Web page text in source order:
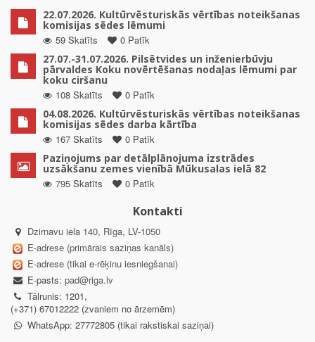
22.07.2026. Kultūrvēsturiskās vērtības noteikšanas
komisijas sēdes lēmumi
59 Skatīts
0 Patīk
27.07.-31.07.2026. Pilsētvides un inženierbūvju
pārvaldes Koku novērtēšanas nodaļas lēmumi par
koku ciršanu
108 Skatīts
0 Patīk
04.08.2026. Kultūrvēsturiskās vērtības noteikšanas
komisijas sēdes darba kārtība
167 Skatīts
0 Patīk
Paziņojums par detālplānojuma izstrādes
uzsākšanu zemes vienībā Mūkusalas ielā 82
795 Skatīts
0 Patīk
Kontakti
Dzirnavu iela 140, Rīga, LV-1050
E-adrese (primārais saziņas kanāls)
E-adrese (tikai e-rēķinu iesniegšanai)
E-pasts: pad@riga.lv
Tālrunis: 1201,
(+371) 67012222 (zvaniem no ārzemēm)
WhatsApp: 27772805 (tikai rakstiskai saziņai)